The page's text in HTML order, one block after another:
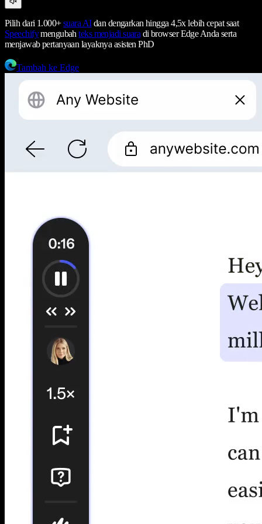
Pilih dari 1.000+suara AIdan dengarkan hingga 4,5x lebih cepat saat
Speechifymengubahteks menjadi suara di browser Edge Anda serta
menjawab pertanyaan layaknya asisten PhD
Tambah ke Edge